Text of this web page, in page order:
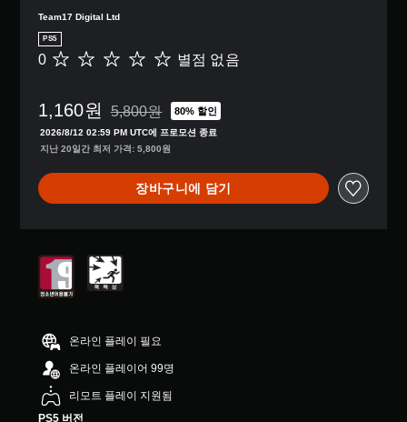
Team17 Digital Ltd
PS5
별
음
0 별점 없음
1,160원 5,800원의 원래 가격에서 할인됨
5,800원 80% 할인
2026/8/12 02:59 PM UTC에 프로모션 종료
지난 20일간 최저 가격: 5,800원
장바구니에 담기
온라인 플레이 필요
온라인 플레이어 99명
리모트 플레이 지원됨
PS5 버전